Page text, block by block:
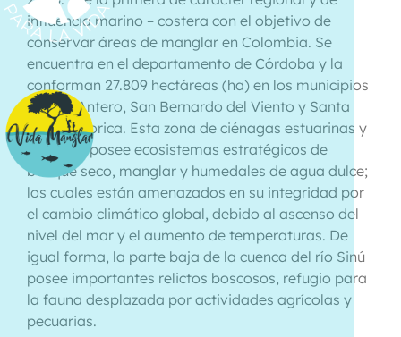
influencia marino – costera con el objetivo de
conservar áreas de manglar en Colombia. Se
encuentra en el departamento de Córdoba y la
conforman 27.809 hectáreas (ha) en los municipios
de San Antero, San Bernardo del Viento y Santa
Cruz de Lorica. Esta zona de ciénagas estuarinas y
marinas, posee ecosistemas estratégicos de
bosque seco, manglar y humedales de agua dulce;
los cuales están amenazados en su integridad por
el cambio climático global, debido al ascenso del
nivel del mar y el aumento de temperaturas. De
igual forma, la parte baja de la cuenca del río Sinú
posee importantes relictos boscosos, refugio para
la fauna desplazada por actividades agrícolas y
pecuarias.